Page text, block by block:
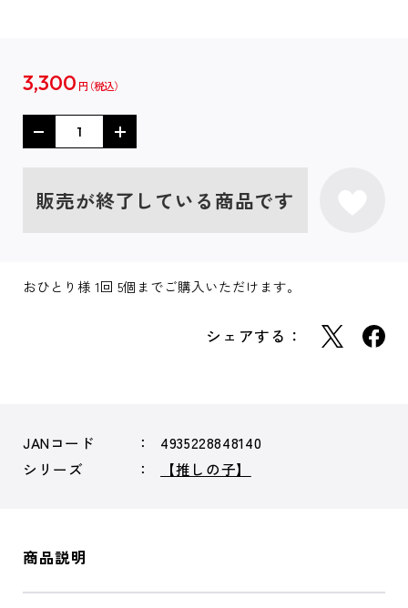
3,300 円
販売が終了している商品です
おひとり様 1回 5個までご購入いただけます。
シェアする：
JANコード
4935228848140
シリーズ
【推しの子】
商品説明